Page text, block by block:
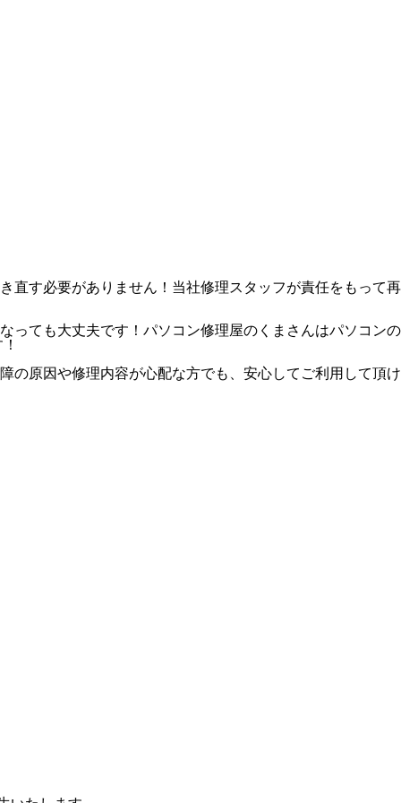
直す必要がありません！当社修理スタッフが責任をもって再
っても大丈夫です！パソコン修理屋のくまさんはパソコンの
の原因や修理内容が心配な方でも、安心してご利用して頂け